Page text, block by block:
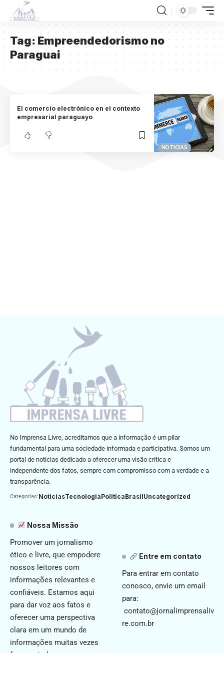
Tag: Empreendedorismo no
Paraguai
NOTICIAS
El comercio electrónico en el contexto
empresarial paraguayo
No Imprensa Livre, acreditamos que a informação é um pilar
fundamental para uma sociedade informada e participativa. Somos um
portal de notícias dedicado a oferecer uma visão crítica e
independente dos fatos, sempre com compromisso com a verdade e a
transparência.
Categorias:NoticiasTecnologiaPoliticaBrasilUncategorized
Nossa Missão
Promover um jornalismo
ético e livre, que empodere
nossos leitores com
informações relevantes e
confiáveis. Estamos aqui
para dar voz aos fatos e
oferecer uma perspectiva
clara em um mundo de
informações muitas vezes
fragmentadas.
Entre em contato
Para entrar em contato
conosco, envie um email
para:
contato@jornalimprensaliv
re.com.br